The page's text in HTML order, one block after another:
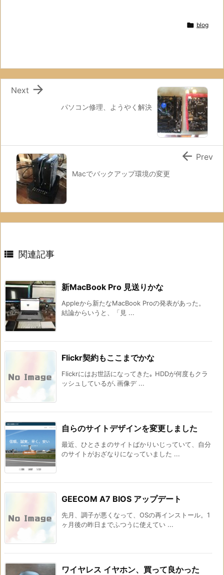
 blog
パソコン修理、ようやく解決

Next
Macでバックアップ環境の変更
 Prev
 関連記事
新MacBook Pro 見送りかな
Appleから新たなMacBook Proの発表があった。
結論からいうと、「見 ...
Flickr契約もここまでかな
Flickrにはお世話になってきた｡ HDDが何度もクラ
ッシュしているが､画像デ ...
自らのサイトデザインを変更しました
最近、ひとさまのサイトばかりいじっていて、自分
のサイトがおざなりになっていました ...
GEECOM A7 BIOS アップデート
先月、調子が悪くなって、OSの再インストール。1
ヶ月後の昨日までふつうに使えてい ...
ワイヤレス イヤホン、買って良かった